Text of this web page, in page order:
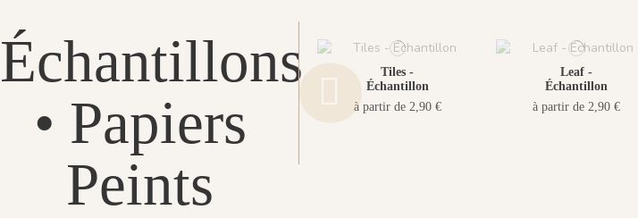
Échantillons
• Papiers
Peints
Tiles -
Échantillon
à partir de 2,90 €
Leaf -
Échantillon
à partir de 2,90 €